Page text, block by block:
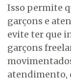
Isso permite
garçons e
evite ter que
garçons
atendimento,